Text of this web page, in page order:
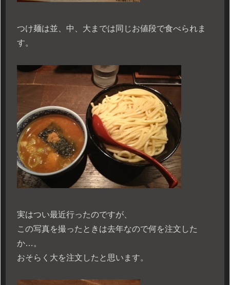
つけ麺は並、中、大までは同じお値段で食べられま
す。
実はつい最近行ったのですが、
この写真を撮ったときは去年なので何を注文した
か…。
おそらく大を注文したと思います。